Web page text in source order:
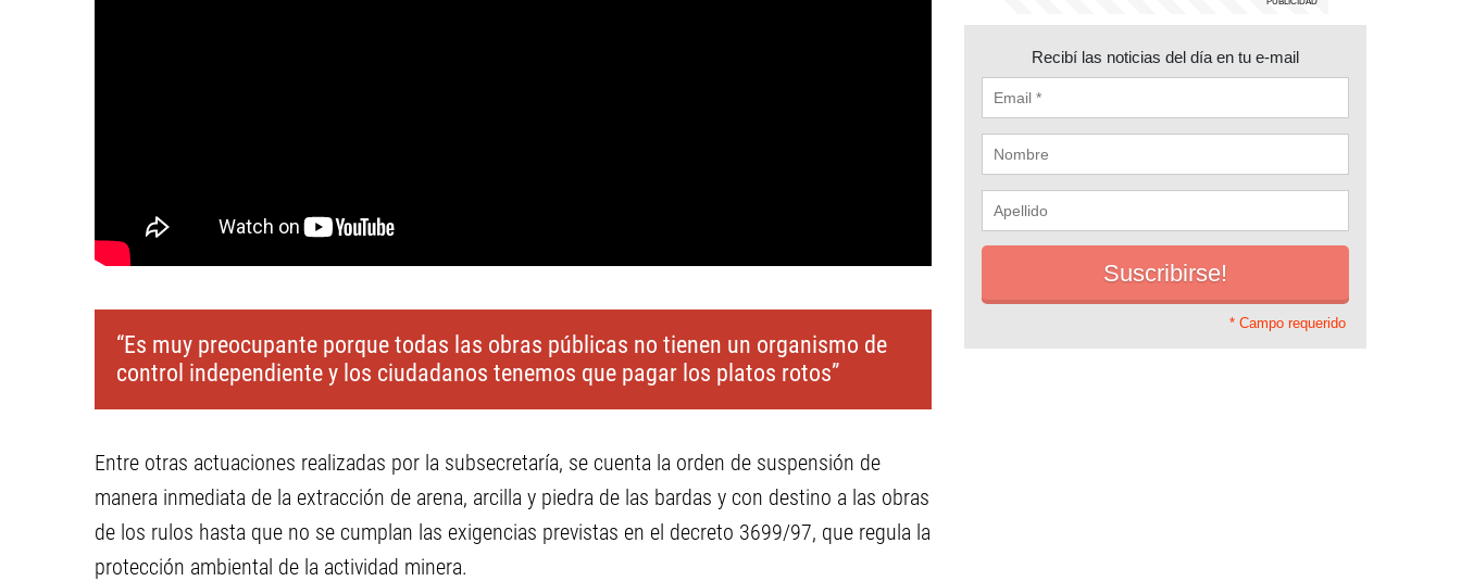
“Es muy preocupante porque todas las obras públicas no tienen un organismo de
control independiente y los ciudadanos tenemos que pagar los platos rotos”
Entre otras actuaciones realizadas por la subsecretaría, se cuenta la orden de suspensión de
manera inmediata de la extracción de arena, arcilla y piedra de las bardas y con destino a las obras
de los rulos hasta que no se cumplan las exigencias previstas en el decreto 3699/97, que regula la
protección ambiental de la actividad minera.
Recibí las noticias del día en tu e-mail
* Campo requerido